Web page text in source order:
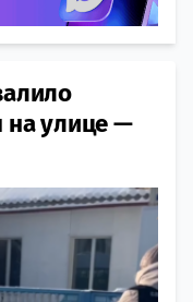
на улице —